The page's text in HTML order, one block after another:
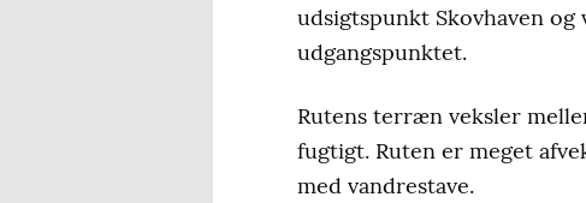
udsigtspunkt Skovhaven
udgangspunktet.
Rutens terræn veksler
fugtigt. Ruten er meget
med vandrestave.